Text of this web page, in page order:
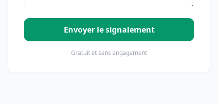
Envoyer le signalement
Gratuit et sans engagement